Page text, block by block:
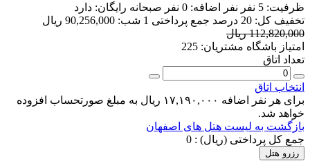
ظرفیت: 5 نفر نفر اضافه: 0 نفر صبحانه رایگان: دارد
تخفیف کل: 20 درصد جمع پرداختی 1 شب:
90,256,000 ریال
112,820,000 ریال
امتیاز باشگاه مشتریان: 225
تعداد اتاق
انتخاب اتاق
برای هر نفر اضافه ۱۷,۱۹۰,۰۰۰ ریال به مبلغ صورتحساب افزوده
خواهد شد.
بازگشت به لیست هتل های اصفهان
جمع کل پرداختی (ریال) : 0
رزرو هتل